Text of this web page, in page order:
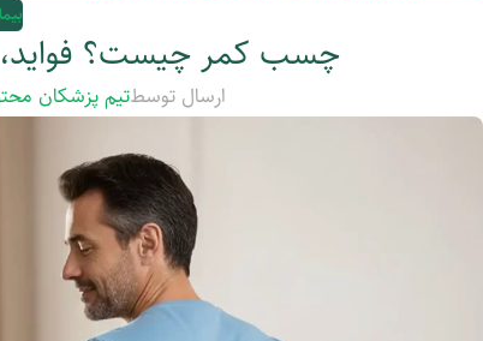
چسب کمر چیست؟ فواید،
ارسال توسطتیم پزشکان